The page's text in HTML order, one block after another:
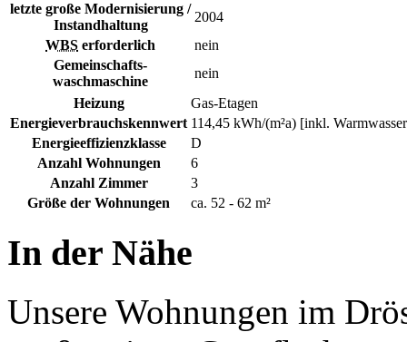
letzte große Modernisierung /
Instandhaltung
2004
WBS erforderlich
nein
Gemeinschafts-
waschmaschine
nein
Heizung
Gas-Etagen
Energieverbrauchskennwert 114,45 kWh/(m²a) [inkl.
Energieeffizienzklasse
D
Anzahl Wohnungen
6
Anzahl Zimmer
3
Größe der Wohnungen
ca. 52 - 62 m²
In der Nähe
Unsere Wohnungen im